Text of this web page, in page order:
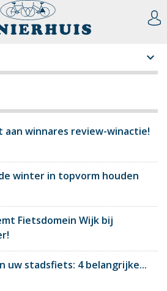

winnares review-winactie!
winter in topvorm houden
Fietsdomein Wijk bij
uw stadsfiets: 4 belangrijke...